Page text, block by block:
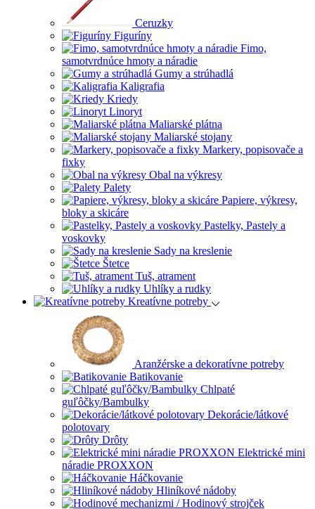
Ceruzky
Figuríny
Fimo,
samotvrdnúce hmoty a náradie
Gumy a strúhadlá
Kaligrafia
Kriedy
Linoryt
Maliarské plátna
Maliarské stojany
Markery, popisovače a
fixky
Obal na výkresy
Palety
Papiere, výkresy,
bloky a skicáre
Pastelky, Pastely a
voskovky
Sady na kreslenie
Štetce
Tuš, atrament
Uhlíky a rudky
Kreatívne potreby
Aranžérske a dekoratívne potreby
Batikovanie
Chlpaté
guľôčky/Bambulky
Dekorácie/látkové
polotovary
Drôty
Elektrické mini
náradie PROXXON
Háčkovanie
Hliníkové nádoby